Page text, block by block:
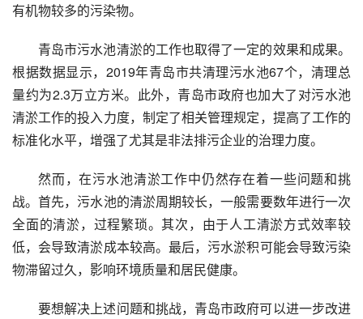
有机物较多的污染物。
青岛市污水池清淤的工作也取得了一定的效果和成果。
根据数据显示，2019年青岛市共清理污水池67个，清理总
量约为2.3万立方米。此外，青岛市政府也加大了对污水池
清淤工作的投入力度，制定了相关管理规定，提高了工作的
标准化水平，增强了尤其是非法排污企业的治理力度。
然而，在污水池清淤工作中仍然存在着一些问题和挑
战。首先，污水池的清淤周期较长，一般需要数年进行一次
全面的清淤，过程繁琐。其次，由于人工清淤方式效率较
低，会导致清淤成本较高。最后，污水淤积可能会导致污染
物滞留过久，影响环境质量和居民健康。
要想解决上述问题和挑战，青岛市政府可以进一步改进